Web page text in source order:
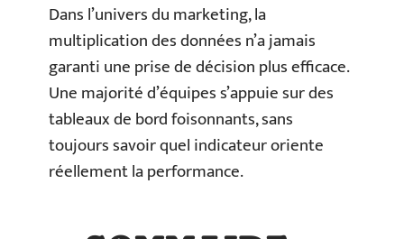
Dans l’univers du marketing, la
multiplication des données n’a jamais
garanti une prise de décision plus efficace.
Une majorité d’équipes s’appuie sur des
tableaux de bord foisonnants, sans
toujours savoir quel indicateur oriente
réellement la performance.